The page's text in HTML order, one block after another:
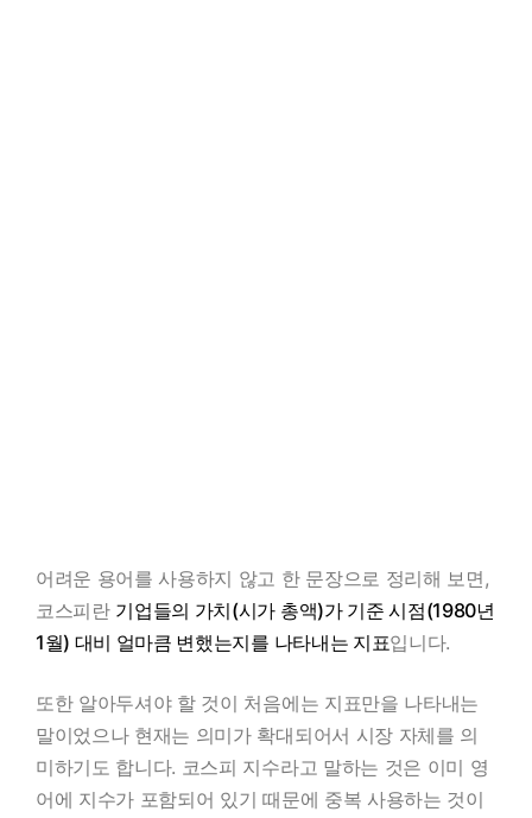
어려운 용어를 사용하지 않고 한 문장으로 정리해 보면,
코스피란 기업들의 가치(시가 총액)가 기준 시점(1980년
1월) 대비 얼마큼 변했는지를 나타내는 지표입니다.
또한 알아두셔야 할 것이 처음에는 지표만을 나타내는
말이었으나 현재는 의미가 확대되어서 시장 자체를 의
미하기도 합니다. 코스피 지수라고 말하는 것은 이미 영
어에 지수가 포함되어 있기 때문에 중복 사용하는 것이